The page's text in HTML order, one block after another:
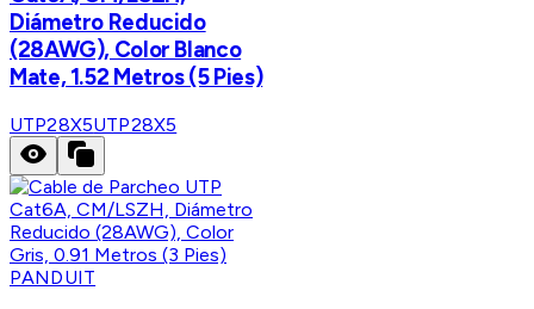
Diámetro Reducido
(28AWG), Color Blanco
Mate, 1.52 Metros (5 Pies)
UTP28X5UTP28X5
PANDUIT